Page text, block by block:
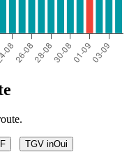
TGV inOui